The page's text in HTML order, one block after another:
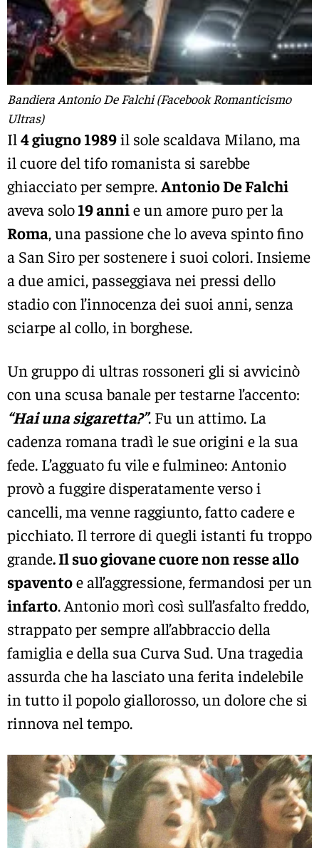
Bandiera Antonio De Falchi (Facebook Romanticismo
Ultras)
Il 4 giugno 1989il sole scaldava Milano, ma
il cuore del tifo romanista si sarebbe
ghiacciato per sempre.Antonio De Falchi
aveva solo19 annie un amore puro per la
Roma, una passione che lo aveva spinto fino
a San Siro per sostenere i suoi colori. Insieme
a due amici, passeggiava nei pressi dello
stadio con l’innocenza dei suoi anni, senza
sciarpe al collo, in borghese.
Un gruppo di ultras rossoneri gli si avvicinò
con una scusa banale per testarne l’accento:
“Hai una sigaretta?”. Fu un attimo. La
cadenza romana tradì le sue origini e la sua
fede. L’agguato fu vile e fulmineo: Antonio
provò a fuggire disperatamente verso i
cancelli, ma venne raggiunto, fatto cadere e
picchiato. Il terrore di quegli istanti fu troppo
grande. Il suo giovane cuore non resse allo
spaventoe all’aggressione, fermandosi per un
infarto. Antonio morì così sull’asfalto freddo,
strappato per sempre all’abbraccio della
famiglia e della sua Curva Sud. Una tragedia
assurda che ha lasciato una ferita indelebile
in tutto il popolo giallorosso, un dolore che si
rinnova nel tempo.